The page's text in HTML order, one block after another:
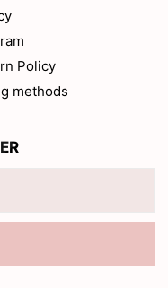
Policy
methods